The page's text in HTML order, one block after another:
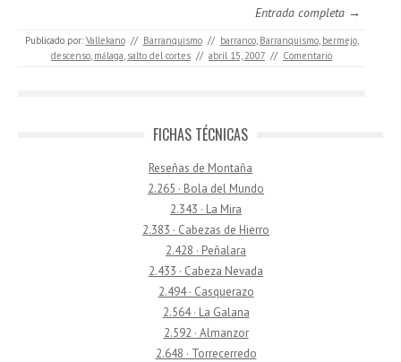
Entrada completa →
Publicado por: Vallekano // Barranquismo // barranco, Barranquismo, bermejo,
descenso málaga salto del cortes // abril 15, 2007 // Comentario
FICHAS TÉCNICAS
Reseñas de Montaña
2.265 · Bola del Mundo
2.343 · La Mira
2.383 · Cabezas de Hierro
2.428 · Peñalara
2.433 · Cabeza Nevada
2.494 · Casquerazo
2.564 · La Galana
2.592 · Almanzor
2.648 · Torrecerredo